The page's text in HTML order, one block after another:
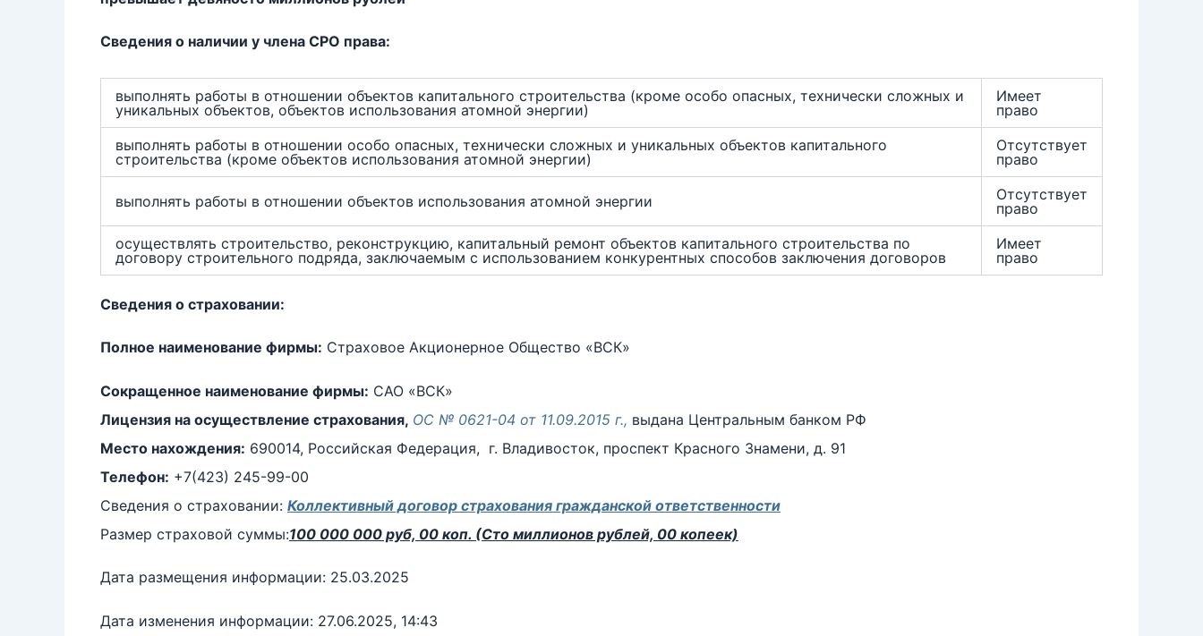
Сведения о наличии у члена СРО права:
выполнять работы в отношении объектов капитального строительства (кроме особо опасных, технически сложных и
уникальных объектов, объектов использования атомной энергии)
Имеет
право
выполнять работы в отношении особо опасных, технически сложных и уникальных объектов капитального
строительства (кроме объектов использования атомной энергии)
Отсутствует
право
выполнять работы в отношении объектов использования атомной энергии
Отсутствует
право
осуществлять строительство, реконструкцию, капитальный ремонт объектов капитального строительства по
договору строительного подряда, заключаемым с использованием конкурентных способов заключения договоров
Имеет
право
Сведения о страховании:
Полное наименование фирмы: Страховое Акционерное Общество «ВСК»
Сокращенное наименование фирмы: САО «ВСК»
Лицензия на осуществление страхования, ОС № 0621-04 от 11.09.2015 г., выдана Центральным банком РФ
Место нахождения: 690014, Российская Федерация, г. Владивосток, проспект Красного Знамени, д. 91
Телефон: +7(423) 245-99-00
Сведения о страховании: Коллективный договор страхования гражданской ответственности
Размер страховой суммы:100 000 000 руб, 00 коп. (Сто миллионов рублей, 00 копеек)
Дата размещения информации: 25.03.2025
Дата изменения информации: 27.06.2025, 14:43